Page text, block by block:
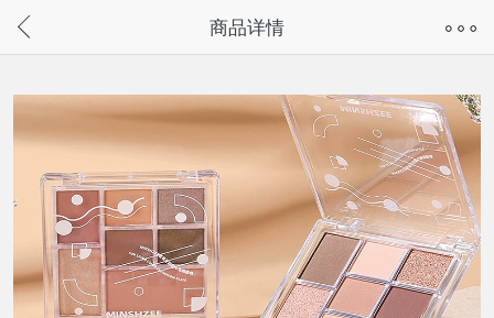
请通过微信或支付宝搜“奇兔客小程序”访问
商品详情